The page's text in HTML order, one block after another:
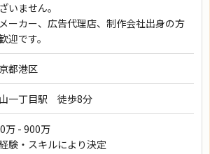
いません。
ーカー、広告代理店、制作会社出身の方
迎です。
都港区
一丁目駅 徒歩8分
万 - 900万
験・スキルにより決定